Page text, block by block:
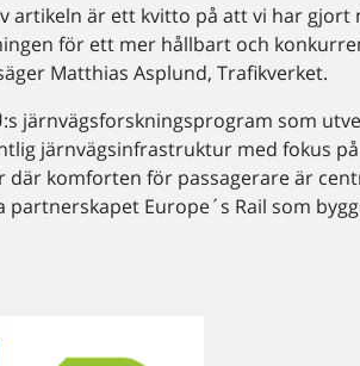
artikeln är ett kvitto på att vi har gjort
för ett mer hållbart och
Matthias Asplund, Trafikverket.
järnvägsforskningsprogram som
järnvägsinfrastruktur med fokus
där komforten för passagerare är
partnerskapet Europe´s Rail som